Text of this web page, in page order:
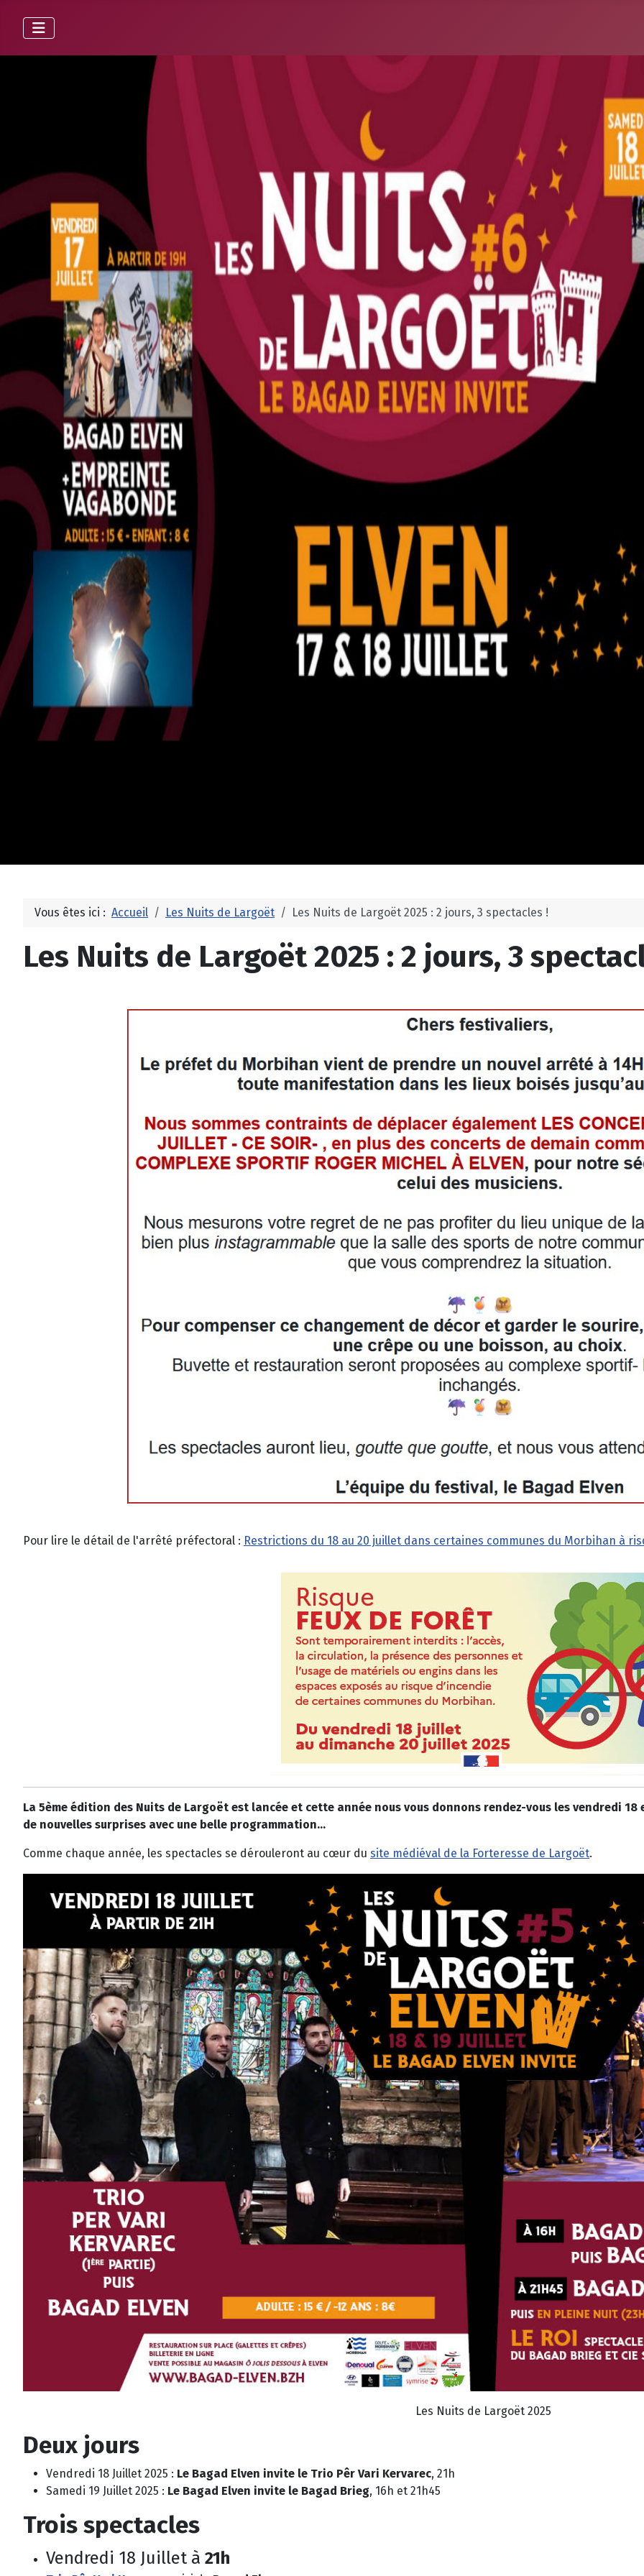
Vous êtes ici : Accueil Les Nuits de Largoët Les Nuits de Largoët 2025 : 2 jours, 3 spectacles !
Les Nuits de Largoët 2025 : 2 jours, 3
Pour lire le détail de l'arrêté préfectoral : Restrictions du 18 au 20 juillet dans certaines communes du Morbihan à
La 5ème édition des Nuits de Largoët est lancée et cette année nous vous donnons rendez-vous les vendredi
de nouvelles surprises avec une belle programmation...
Comme chaque année, les spectacles se dérouleront au cœur du site médiéval de la Forteresse de Largoët.
Les Nuits de Largoët 2025
Deux jours
Vendredi 18 Juillet 2025 : Le Bagad Elven invite le Trio Pêr Vari Kervarec, 21h
Samedi 19 Juillet 2025 : Le Bagad Elven invite le Bagad Brieg, 16h et 21h45
Trois spectacles
Vendredi 18 Juillet à 21h